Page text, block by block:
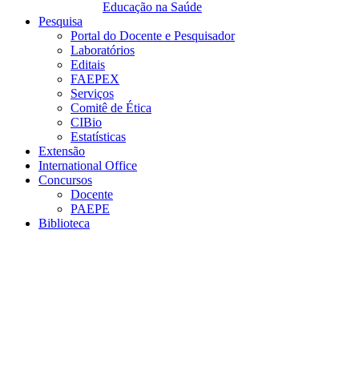
Educação na Saúde
Pesquisa
Portal do Docente e Pesquisador
Laboratórios
Editais
FAEPEX
Serviços
Comitê de Ética
CIBio
Estatísticas
Extensão
International Office
Concursos
Docente
PAEPE
Biblioteca